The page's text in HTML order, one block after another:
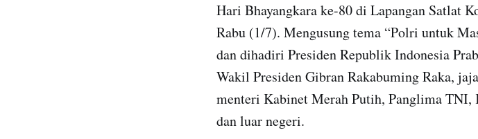
Hari Bhayangkara ke-80 di Lapangan Satlat
Rabu (1/7). Mengusung tema “Polri untuk
dan dihadiri Presiden Republik Indonesia
Wakil Presiden Gibran Rakabuming Raka,
menteri Kabinet Merah Putih, Panglima TNI,
dan luar negeri.